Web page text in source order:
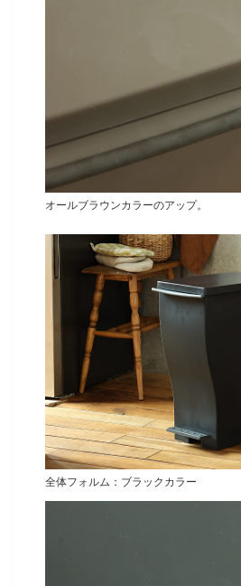
オールブラウンカラーのアップ。
全体フォルム：ブラックカラー